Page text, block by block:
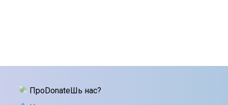
ПроDonateШь нас?